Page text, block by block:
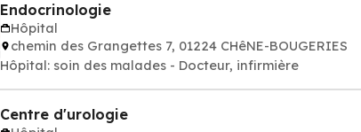
Endocrinologie
Hôpital
chemin des Grangettes 7, 01224 CHêNE-BOUGERIES
Hôpital: soin des malades - Docteur, infirmière
Centre d'urologie